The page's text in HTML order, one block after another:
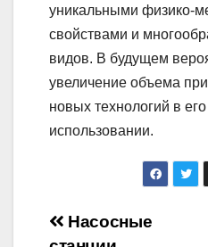
уникальными физико-
свойствами и
видов. В будущем
увеличение объема
новых технологий в
использовании.
Навигация
Насосные